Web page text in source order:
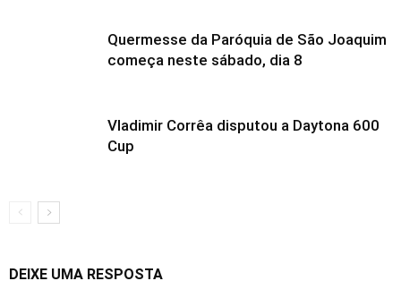
Quermesse da Paróquia de São Joaquim
começa neste sábado, dia 8
Vladimir Corrêa disputou a Daytona 600
Cup
DEIXE UMA RESPOSTA